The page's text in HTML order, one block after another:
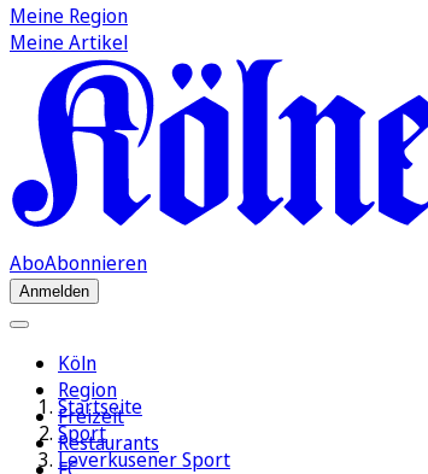
Meine Region
Meine Artikel
AboAbonnieren
Anmelden
Köln
Region
Freizeit
Restaurants
Startseite
Sport
Leverkusener Sport